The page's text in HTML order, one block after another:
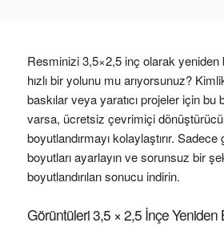
Resminizi 3,5×2,5 inç olarak yeniden
hızlı bir yolunu mu arıyorsunuz?
baskılar veya yaratıcı projeler için bu
varsa, ücretsiz çevrimiçi
boyutlandırmayı kolaylaştırır.
boyutları ayarlayın ve sorunsuz bir
boyutlandırılan sonucu indirin.
Görüntüleri 3,5 × 2,5 İnçe Yeniden